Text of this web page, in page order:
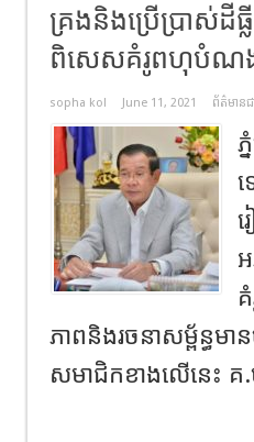
គ្រងនិងប្រើប្រាស់ដី
ពិសេសគំរូពហុបំណ
sopha kol June 11, 2021 ព័ត៌មានជ
ភាពនិងរចនាសម្ព័ន្ធម
សមាជិកខាងលើនេះ